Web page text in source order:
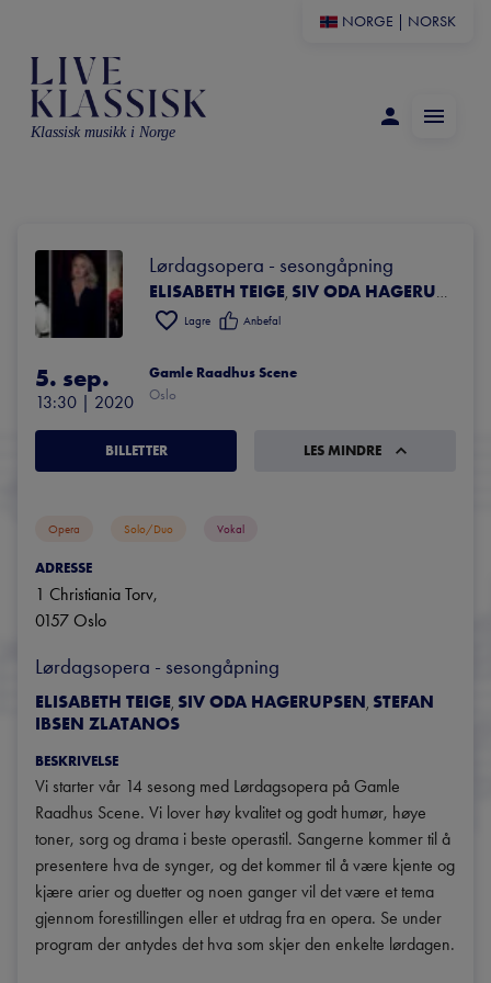
NORGE NORSK
Klassisk musikk i Norge
Lørdagsopera - sesongåpning
ELISABETH TEIGE, SIV ODA HAGERUPSEN
Lagre Anbefal
5. sep.
13:30 | 2020
Gamle Raadhus Scene
Oslo
BILLETTER LES MINDRE
Opera Solo/duo Vokal
ADRESSE
1 Christiania Torv,
0157 Oslo
Lørdagsopera - sesongåpning
ELISABETH TEIGE SIV ODA HAGERUPSEN STEFAN
IBSEN ZLATANOS
BESKRIVELSE
Vi starter vår 14 sesong med Lørdagsopera på Gamle
Raadhus Scene. Vi lover høy kvalitet og godt humør, høye
toner, sorg og drama i beste operastil. Sangerne kommer til å
presentere hva de synger, og det kommer til å være kjente og
kjære arier og duetter og noen ganger vil det være et tema
gjennom forestillingen eller et utdrag fra en opera. Se under
program der antydes det hva som skjer den enkelte lørdagen.